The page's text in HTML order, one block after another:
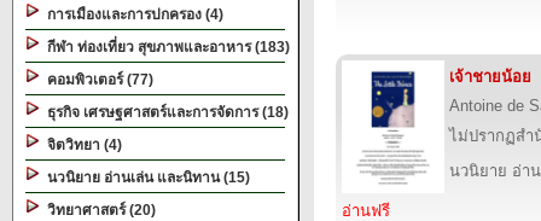
การเมืองและการปกครอง (4)
กีฬา ท่องเที่ยว สุขภาพและอาหาร (183)
คอมพิวเตอร์ (77)
ธุรกิจ เศรษฐศาสตร์และการจัดการ (18)
จิตวิทยา (4)
นวนิยาย อ่านเล่น และนิทาน (15)
วิทยาศาสตร์ (20)
เจ้าชายน้อย
Antoine de
ไม่ปรากฏส
นวนิยาย อ่า
อ่านฟรี